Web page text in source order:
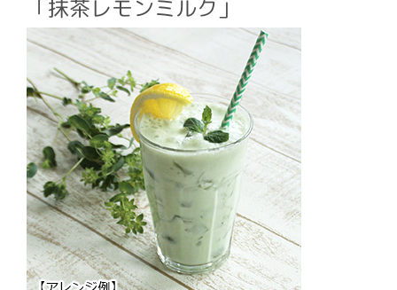
「抹茶レモンミルク」